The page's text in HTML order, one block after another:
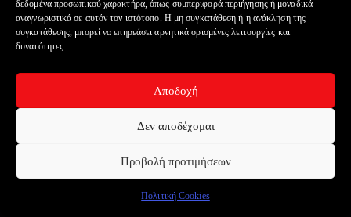
δεδομένα προσωπικού χαρακτήρα, όπως συμπεριφορά περιήγησης ή μοναδικά
αναγνωριστικά σε αυτόν τον ιστότοπο. Η μη συγκατάθεση ή η ανάκληση της
συγκατάθεσης, μπορεί να επηρεάσει αρνητικά ορισμένες λειτουργίες και
δυνατότητες.
Αποδοχή
Δεν αποδέχομαι
Προβολή προτιμήσεων
Πολιτική Cookies